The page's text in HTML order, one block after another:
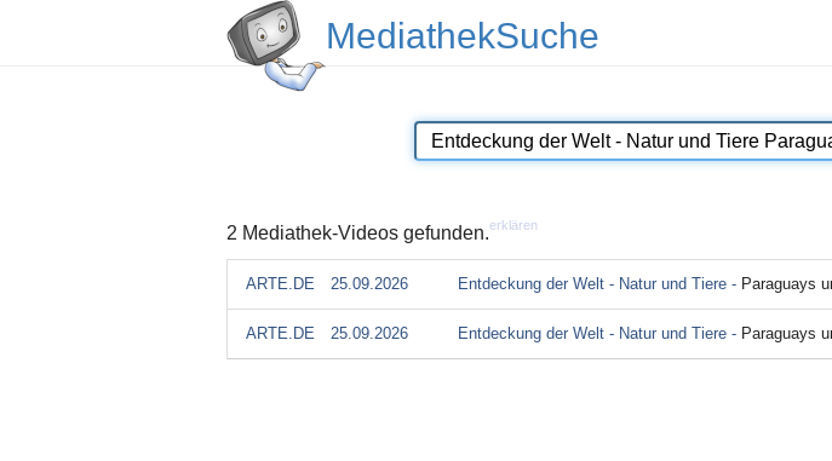
MediathekSuche
2 Mediathek-Videos gefunden.erklären
ARTE.DE 25.09.2026 Entdeckung der Welt - Natur und Tiere - Paraguays
ARTE.DE 25.09.2026 Entdeckung der Welt - Natur und Tiere - Paraguays